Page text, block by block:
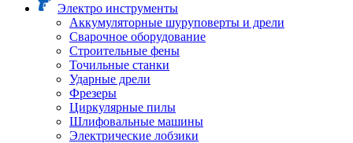
Электро инструменты
Аккумуляторные шуруповерты и дрели
Сварочное оборудование
Строительные фены
Точильные станки
Ударные дрели
Фрезеры
Циркулярные пилы
Шлифовальные машины
Электрические лобзики